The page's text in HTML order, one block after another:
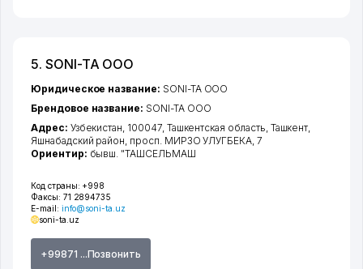
5. SONI-TA ООО
Код страны: +998
Факсы: 71 2894735
E-mail: info@soni-ta.uz
soni-ta.uz
+99871 ...Позвонить
Юридическое название: SONI-TA ООО
Брендовое название: SONI-TA ООО
Адрес: Узбекистан, 100047, Ташкентская область Ташкент
Яшнабадский район просп. МИРЗО УЛУГБЕКА , 7
Ориентир: бывш. "ТАШСЕЛЬМАШ